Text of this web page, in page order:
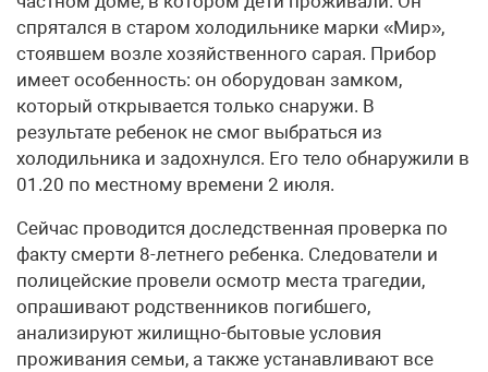
спрятался в старом холодильнике марки «Мир»,
стоявшем возле хозяйственного сарая. Прибор
имеет особенность: он оборудован замком,
который открывается только снаружи. В
результате ребенок не смог выбраться из
холодильника и задохнулся. Его тело обнаружили в
01.20 по местному времени 2 июля.
Сейчас проводится доследственная проверка по
факту смерти 8-летнего ребенка. Следователи и
полицейские провели осмотр места трагедии,
опрашивают родственников погибшего,
анализируют жилищно-бытовые условия
проживания семьи, а также устанавливают все